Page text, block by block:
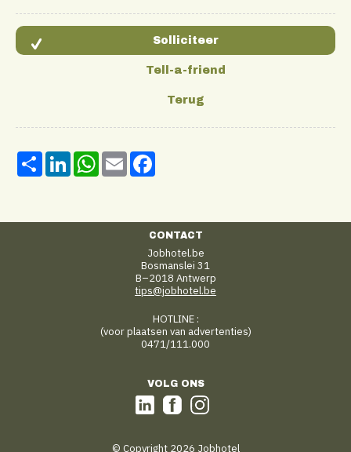
Share LinkedInWhatsApp
Email
CONTACT
Jobhotel.be
Bosmanslei 31
B–2018 Antwerp
tips@jobhotel.be
HOTLINE :
(voor plaatsen van advertenties)
0471/111.000
VOLG ONS
© Copyright 2026 Jobhotel